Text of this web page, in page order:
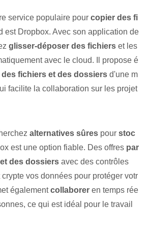
service populaire pour copier des fi
est⁢ Dropbox.⁣ Avec ⁤son‍ application de
glisser-déposer des fichiers et ‌les
avec le cloud. Il propose é
des fichiers⁢ et⁤ des dossiers d'une m
facilite la collaboration sur les projet
alternatives sûres pour stoc
est une option fiable. Des offres par
des dossiers avec des contrôles
vos données pour protéger votr
égalementcollaborer en temps rée
ce qui est idéal pour le travail